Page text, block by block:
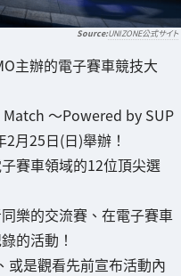
UNIZONE公式サイト
主辦的電子賽車競技大
Match ～Powered by SUP
月25日(日)舉辦！
賽車領域的12位頂尖選
樂的交流賽、在電子賽車
的活動！
、或是觀看先前宣布活動內